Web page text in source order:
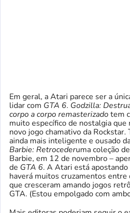
Em geral, a Atari parece ser a
lidar com GTA 6. Godzilla:
corpo a corpo remasterizadotem
muito específico de nostalgia que
novo jogo chamativo da
ainda mais inteligente e ousado
Barbie: Retrocederuma coleção
Barbie, em 12 de novembro –
de GTA 6. A Atari está
haverá muitos cruzamentos entre
que cresceram amando jogos
GTA. (Estou empolgado com